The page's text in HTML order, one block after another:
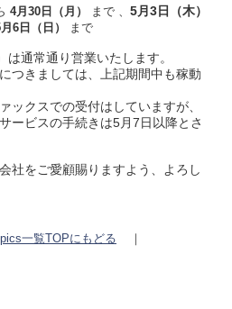
4月30日（月） まで 、 5月3日（木）
6日（日） まで
通常通り営業いたします。
つきましては、上記期間中も稼動
ックスでの受付はしていますが、
ービスの手続きは5月7日以降とさ
社をご愛顧賜りますよう、よろし
一覧TOPにもどる ｜